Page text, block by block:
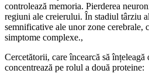
controlează memoria. Pierderea
regiuni ale creierului. În stadiul târziu
semnificative ale unor zone cerebrale,
simptome complexe.,
Cercetătorii, care încearcă să
concentrează pe rolul a două proteine: